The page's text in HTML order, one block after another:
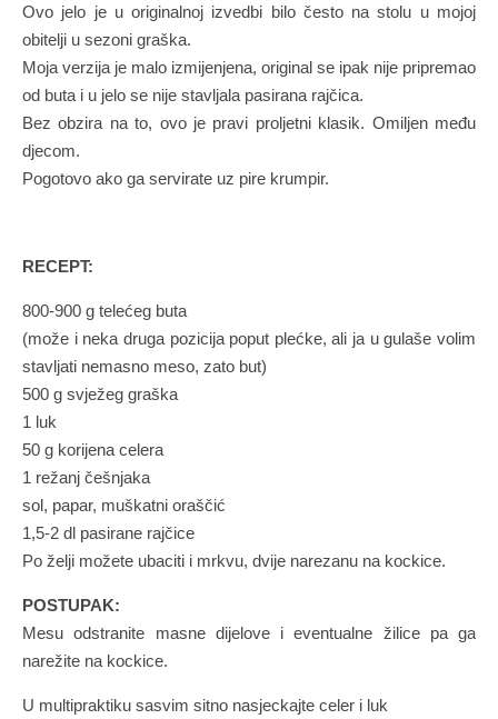
Ovo jelo je u originalnoj izvedbi bilo često na stolu u mojoj
obitelji u sezoni graška.
Moja verzija je malo izmijenjena, original se ipak nije pripremao
od buta i u jelo se nije stavljala pasirana rajčica.
Bez obzira na to, ovo je pravi proljetni klasik. Omiljen među
djecom.
Pogotovo ako ga servirate uz pire krumpir.
RECEPT:
800-900 g telećeg buta
(može i neka druga pozicija poput plećke, ali ja u gulaše volim
stavljati nemasno meso, zato but)
500 g svježeg graška
1 luk
50 g korijena celera
1 režanj češnjaka
sol, papar, muškatni oraščić
1,5-2 dl pasirane rajčice
Po želji možete ubaciti i mrkvu, dvije narezanu na kockice.
POSTUPAK:
Mesu odstranite masne dijelove i eventualne žilice pa ga
narežite na kockice.
U multipraktiku sasvim sitno nasjeckajte celer i luk